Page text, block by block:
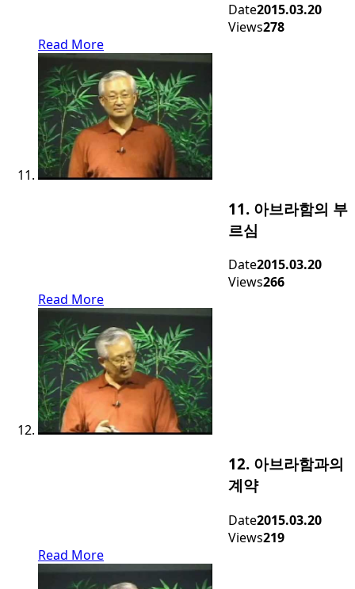
Date2015.03.20
Views278
Read More
11. 아브라함의 부
르심
Date2015.03.20
Views266
Read More
12. 아브라함과의
계약
Date2015.03.20
Views219
Read More